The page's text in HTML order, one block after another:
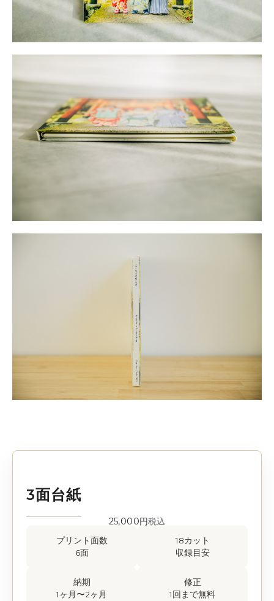
3面台紙
25,000円税込
プリント面数
6面
18カット
収録目安
納期
1ヶ月〜2ヶ月
修正
1回まで無料